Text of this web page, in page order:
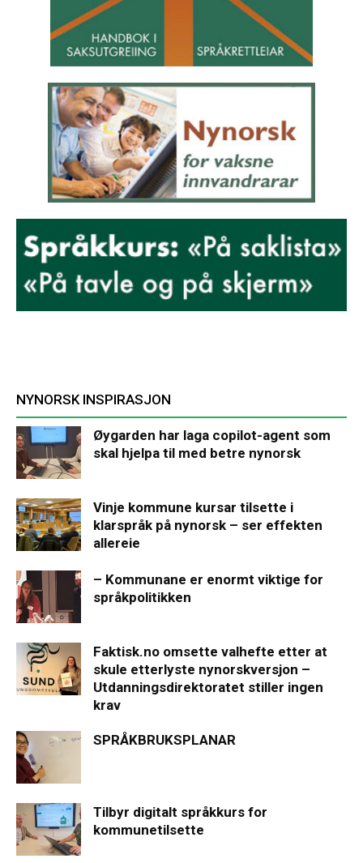
NYNORSK INSPIRASJON
Øygarden har laga copilot-agent som
skal hjelpa til med betre nynorsk
Vinje kommune kursar tilsette i
klarspråk på nynorsk – ser effekten
allereie
– Kommunane er enormt viktige for
språkpolitikken
Faktisk.no omsette valhefte etter at
skule etterlyste nynorskversjon –
Utdanningsdirektoratet stiller ingen
krav
SPRÅKBRUKSPLANAR
Tilbyr digitalt språkkurs for
kommunetilsette